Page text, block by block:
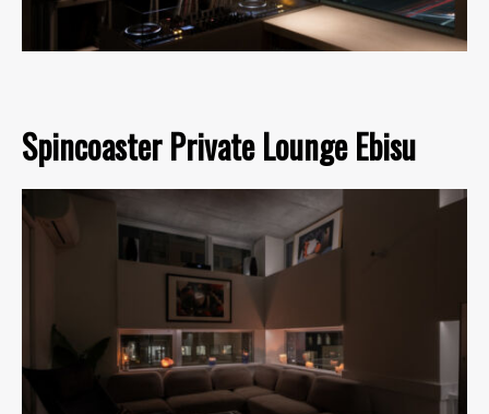
Spincoaster Private Lounge Ebisu